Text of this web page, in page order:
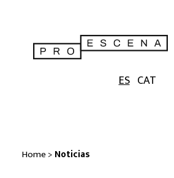
ESCAT
Home> Noticias